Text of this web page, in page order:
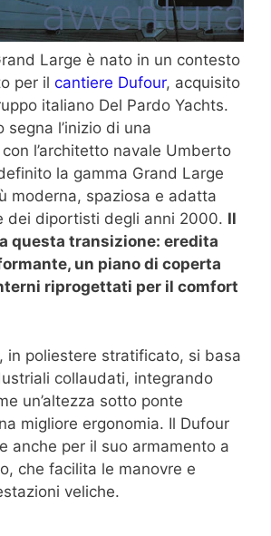
Large è nato in un contesto
per il cantiere Dufour, acquisito
italiano Del Pardo Yachts.
segna l’inizio di una
l’architetto navale Umberto
la gamma Grand Large
moderna, spaziosa e adatta
dei diportisti degli anni 2000. Il
questa transizione: eredita
un piano di coperta
riprogettati per il comfort
in poliestere stratificato, si basa
collaudati, integrando
un’altezza sotto ponte
migliore ergonomia. Il Dufour
anche per il suo armamento a
che facilita le manovre e
veliche.